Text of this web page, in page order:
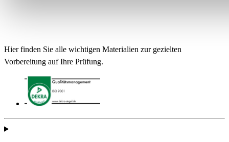
Hier finden Sie alle wichtigen Materialien zur gezielten
Vorbereitung auf Ihre Prüfung.